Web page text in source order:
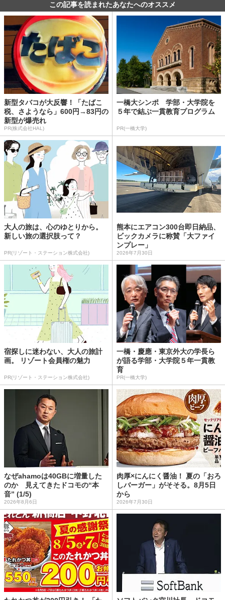
この記事を読まれたあなたへのオススメ
新型タバコが大反響！「たばこ
税、さようなら」600円→83円の
新型が爆売れ
PR(株式会社HAL)
一橋大シンポ 学部・大学院を
５年で結ぶ一貫教育プログラム
PR(一橋大学)
大人の旅は、心のゆとりから。
新しい旅の選択肢って？
PR(リゾート・ステーション株式会社)
熊本にエアコン300台即日納品、
ビックカメラに称賛「大ファイ
ンプレー」
2026年7月30日
宿探しに迷わない、大人の旅計
画。 リゾート会員権の魅力
PR(リゾート・ステーション株式会社)
一橋・慶應・東京外大の学長ら
が語る学部・大学院５年一貫教
育
PR(一橋大学)
なぜahamoは40GBに増量した
のか 見えてきたドコモの“本
音” (1/5)
2026年8月6日
肉厚×にんにく醤油！ 夏の「おろ
しバーガー」がそそる。8月5日
から
2026年7月30日